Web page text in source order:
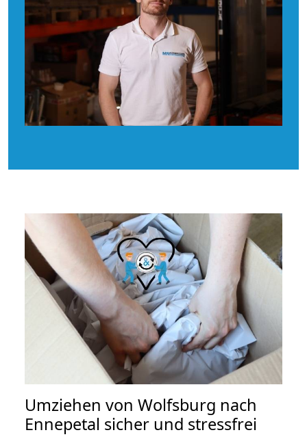
Umziehen von Wolfsburg nach
Ennepetal sicher und stressfrei